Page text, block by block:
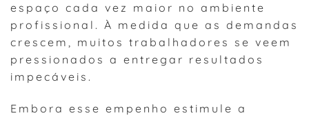
espaço cada vez maior no ambiente
profissional. À medida que as demandas
crescem, muitos trabalhadores se veem
pressionados a entregar resultados
impecáveis.
Embora esse empenho estimule a